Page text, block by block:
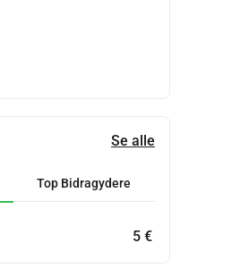
Se alle
Top Bidragydere
5 €